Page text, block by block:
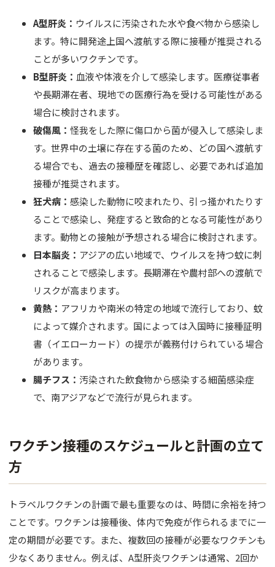
A型肝炎： ウイルスに汚染された水や食べ物から感染し
ます。特に開発途上国へ渡航する際に接種が推奨される
ことが多いワクチンです。
B型肝炎： 血液や体液を介して感染します。医療従事者
や長期滞在者、現地での医療行為を受ける可能性がある
場合に検討されます。
破傷風： 怪我をした際に傷口から菌が侵入して感染しま
す。世界中の土壌に存在する菌のため、どの国へ渡航す
る場合でも、過去の接種歴を確認し、必要であれば追加
接種が推奨されます。
狂犬病： 感染した動物に咬まれたり、引っ掻かれたりす
ることで感染し、発症すると致命的となる可能性があり
ます。動物との接触が予想される場合に検討されます。
日本脳炎： アジアの広い地域で、ウイルスを持つ蚊に刺
されることで感染します。長期滞在や農村部への渡航で
リスクが高まります。
黄熱： アフリカや南米の特定の地域で流行しており、蚊
によって媒介されます。国によっては入国時に接種証明
書（イエローカード）の提示が義務付けられている場合
があります。
腸チフス： 汚染された飲食物から感染する細菌感染症
で、南アジアなどで流行が見られます。
ワクチン接種のスケジュールと計画の立て
方
トラベルワクチンの計画で最も重要なのは、時間に余裕を持つ
ことです。ワクチンは接種後、体内で免疫が作られるまでに一
定の期間が必要です。また、複数回の接種が必要なワクチンも
少なくありません。例えば、A型肝炎ワクチンは通常、2回か